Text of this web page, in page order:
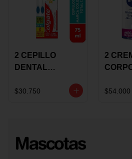
2 CEPILLO
DENTAL
+CREMA
$30.750
2
$54.000